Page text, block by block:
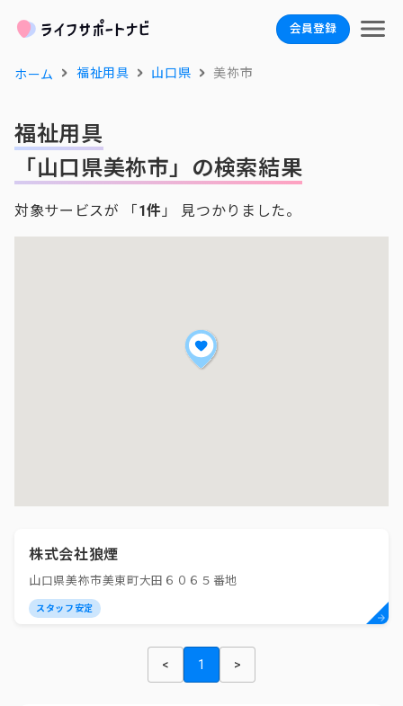
会員登録
ホーム 福祉用具 山口県 美祢市
福祉用具
「山口県美祢市」の検索結果
対象サービスが 「1件 」 見つかりました。
株式会社狼煙
山口県美祢市美東町大田６０６５番地
スタッフ安定
< 1 >